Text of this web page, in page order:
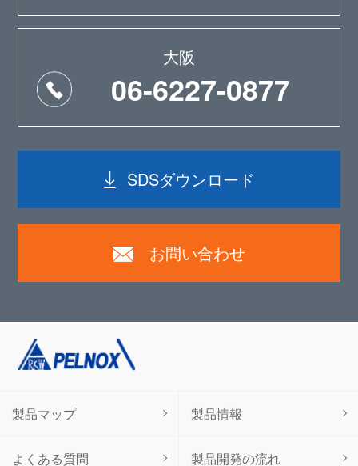
大阪
06-6227-0877
SDSダウンロード
お問い合わせ
製品マップ 製品情報
よくある質問 製品開発の流れ